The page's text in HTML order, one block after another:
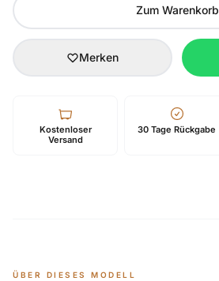
Zum Warenkorb
Merken
Kostenloser
Versand
30 Tage Rückgabe
ÜBER DIESES MODELL